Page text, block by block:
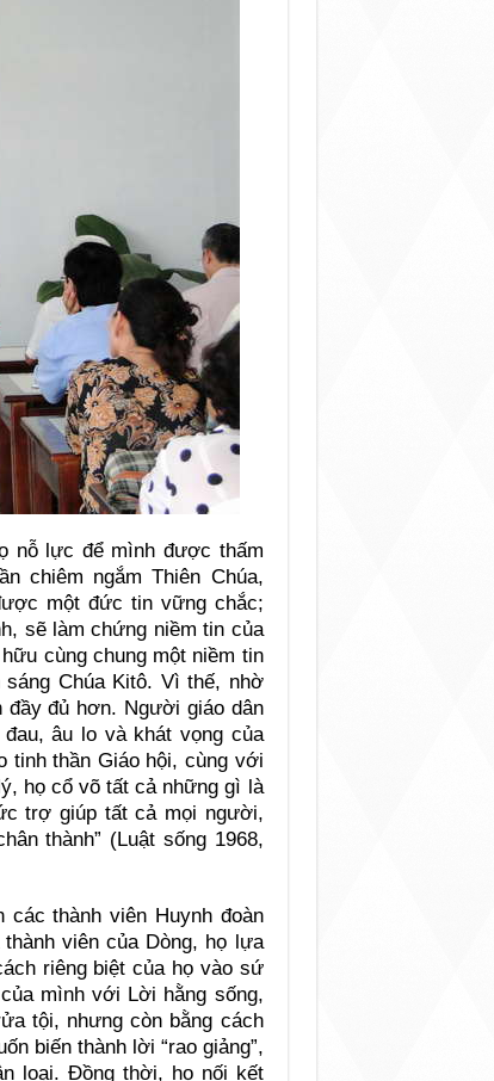
nỗ lực để mình được thấm
chiêm ngắm Thiên Chúa,
một đức tin vững chắc;
sẽ làm chứng niềm tin của
cùng chung một niềm tin
Chúa Kitô. Vì thế, nhờ
đủ hơn. Người giáo dân
âu lo và khát vọng của
tinh thần Giáo hội, cùng với
họ cổ võ tất cả những gì là
trợ giúp tất cả mọi người,
thành” (Luật sống 1968,
thành viên Huynh đoàn
viên của Dòng, họ lựa
riêng biệt của họ vào sứ
mình với Lời hằng sống,
tội, nhưng còn bằng cách
biến thành lời “rao giảng”,
loại. Đồng thời, họ nối kết